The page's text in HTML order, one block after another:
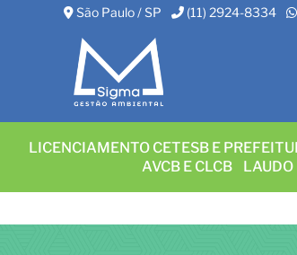
São Paulo / SP (11) 2924-8334
LICENCIAMENTO CETESB E
AVCB E CLCB
LAUDO